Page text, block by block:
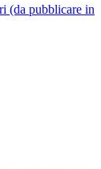
(da pubblicare in